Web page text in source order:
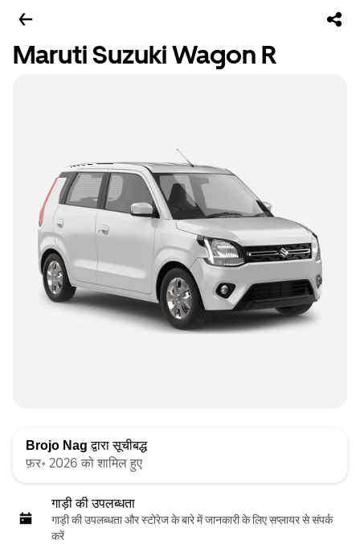
Maruti Suzuki Wagon R
Brojo Nag द्वारा सूचीबद्ध
फ़र॰ 2026 को शामिल हुए
गाड़ी की उपलब्धता
गाड़ी की उपलब्धता और स्‍टोरेज के बारे में जानकारी के लिए सप्लायर से संपर्क
करें